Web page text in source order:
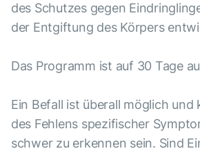
des Schutzes gegen
der Entgiftung des Körpers
Das Programm ist auf 30 Tage
Ein Befall ist überall möglich und
des Fehlens spezifischer
schwer zu erkennen sein. Sind